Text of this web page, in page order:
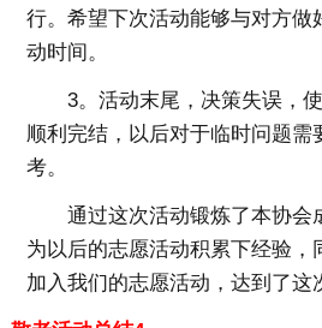
行。希望下次活动能够与对方做
动时间。
3。活动末尾，决策失误，使
顺利完结，以后对于临时问题需
考。
通过这次活动锻炼了本协会
为以后的志愿活动积累下经验，
加入我们的志愿活动，达到了这